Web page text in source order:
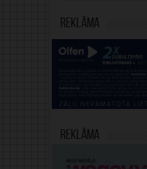
Reklāma
Reklāma